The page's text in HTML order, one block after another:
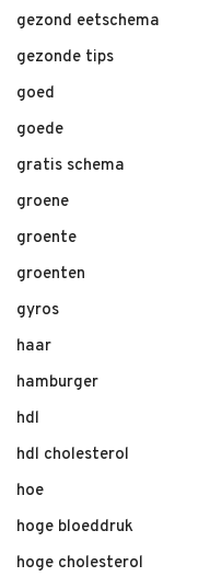
gezond eetschema
gezonde tips
goed
goede
gratis schema
groene
groente
groenten
gyros
haar
hamburger
hdl
hdl cholesterol
hoe
hoge bloeddruk
hoge cholesterol